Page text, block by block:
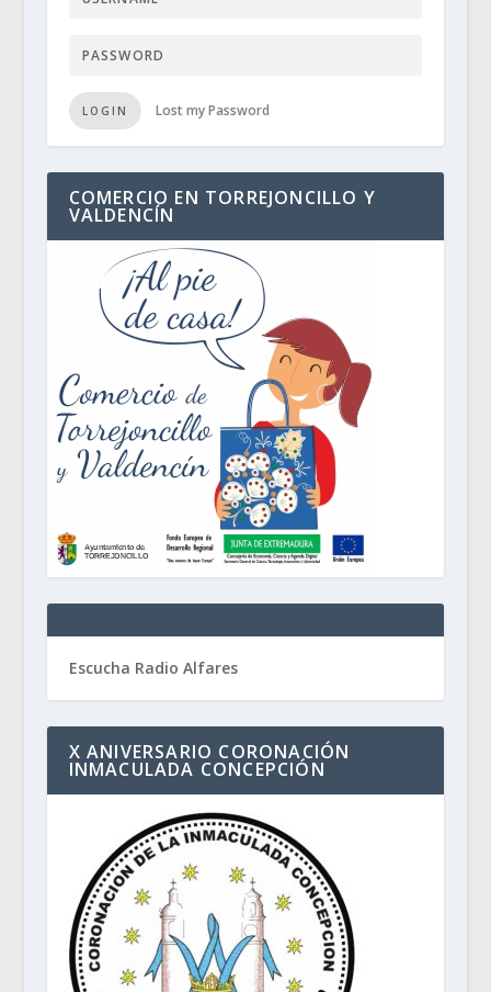
LOGIN Lost my Password
COMERCIO EN TORREJONCILLO Y
VALDENCÍN
Escucha Radio Alfares
X ANIVERSARIO CORONACIÓN
INMACULADA CONCEPCIÓN